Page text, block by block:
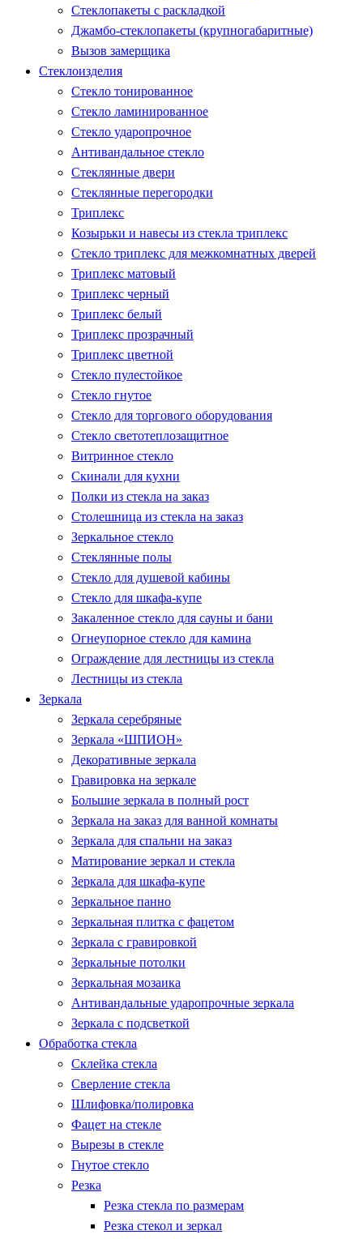
Стеклопакеты с раскладкой
Джамбо-стеклопакеты (крупногабаритные)
Вызов замерщика
Стеклоизделия
Стекло тонированное
Стекло ламинированное
Стекло ударопрочное
Антивандальное стекло
Стеклянные двери
Стеклянные перегородки
Триплекс
Козырьки и навесы из стекла триплекс
Стекло триплекс для межкомнатных дверей
Триплекс матовый
Триплекс черный
Триплекс белый
Триплекс прозрачный
Триплекс цветной
Стекло пулестойкое
Стекло гнутое
Стекло для торгового оборудования
Стекло светотеплозащитное
Витринное стекло
Скинали для кухни
Полки из стекла на заказ
Столешница из стекла на заказ
Зеркальное стекло
Стеклянные полы
Стекло для душевой кабины
Стекло для шкафа-купе
Закаленное стекло для сауны и бани
Огнеупорное стекло для камина
Ограждение для лестницы из стекла
Лестницы из стекла
Зеркала
Зеркала серебряные
Зеркала «ШПИОН»
Декоративные зеркала
Гравировка на зеркале
Большие зеркала в полный рост
Зеркала на заказ для ванной комнаты
Зеркала для спальни на заказ
Матирование зеркал и стекла
Зеркала для шкафа-купе
Зеркальное панно
Зеркальная плитка с фацетом
Зеркала с гравировкой
Зеркальные потолки
Зеркальная мозаика
Антивандальные ударопрочные зеркала
Зеркала с подсветкой
Обработка стекла
Склейка стекла
Сверление стекла
Шлифовка/полировка
Фацет на стекле
Вырезы в стекле
Гнутое стекло
Резка
Резка стекла по размерам
Резка стекол и зеркал